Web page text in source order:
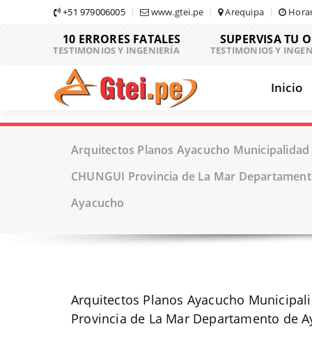
+51 979006005 www.gtei.pe Arequipa
10 ERRORES FATALES
TESTIMONIOS Y INGENIERÍA
SUPERVISA TU
TESTIMONIOS Y
Inicio
Arquitectos Planos Ayacucho
CHUNGUI Provincia de La Mar
Ayacucho
Arquitectos Planos Ayacucho
Provincia de La Mar Departamento de